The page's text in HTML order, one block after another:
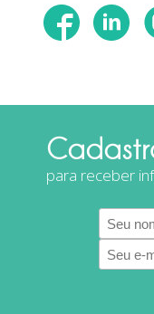
para receber
E-
mail